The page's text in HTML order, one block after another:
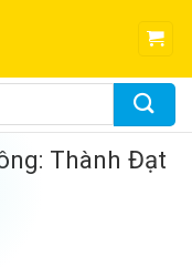
Thành Đạt